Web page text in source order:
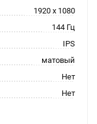
1920 x 1080
144 Гц
IPS
матовый
Нет
Нет